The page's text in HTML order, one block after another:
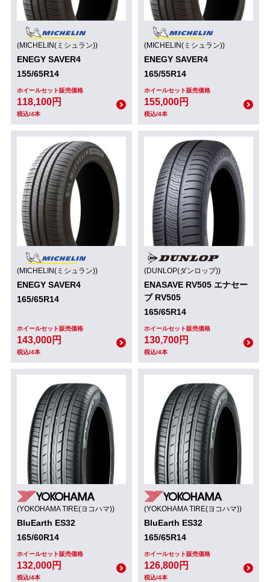
(MICHELIN(ミシュラン))
ENEGY SAVER4
155/65R14
ホイールセット販売価格
118,100円
税込/4本
(MICHELIN(ミシュラン))
ENEGY SAVER4
165/55R14
ホイールセット販売価格
155,000円
税込/4本
(MICHELIN(ミシュラン))
ENEGY SAVER4
165/65R14
ホイールセット販売価格
143,000円
税込/4本
(DUNLOP(ダンロップ))
ENASAVE RV505 エナセー
ブ RV505
165/65R14
ホイールセット販売価格
130,700円
税込/4本
(YOKOHAMA TIRE(ヨコハマ))
BluEarth ES32
165/60R14
ホイールセット販売価格
132,000円
税込/4本
(YOKOHAMA TIRE(ヨコハマ))
BluEarth ES32
165/65R14
ホイールセット販売価格
126,800円
税込/4本